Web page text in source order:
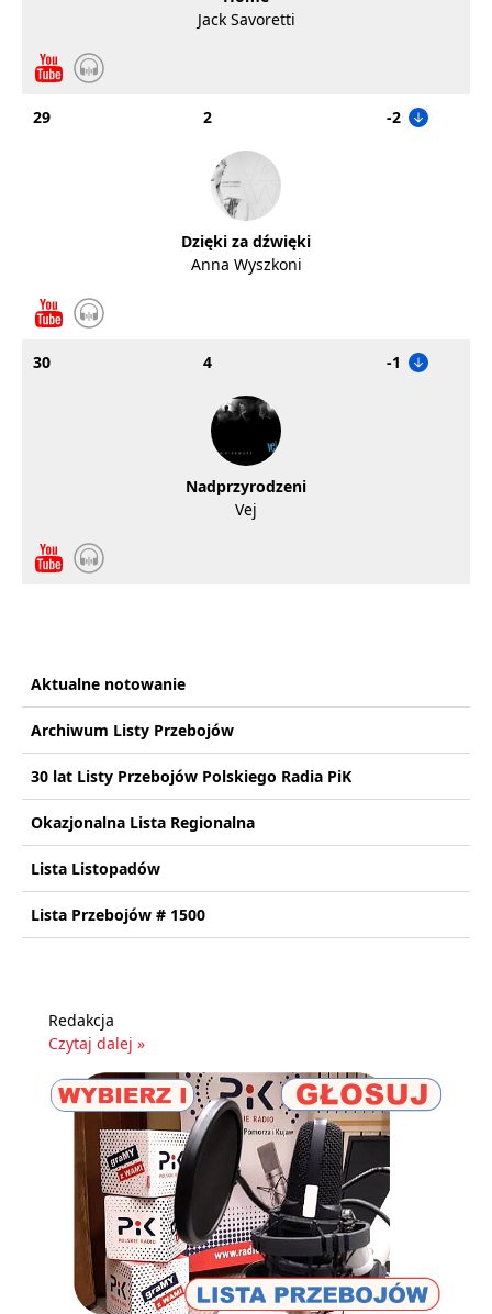
Jack Savoretti
29 2 -2
Dzięki za dźwięki
Anna Wyszkoni
30 4 -1
Nadprzyrodzeni
Vej
Aktualne notowanie
Archiwum Listy Przebojów
30 lat Listy Przebojów Polskiego Radia PiK
Okazjonalna Lista Regionalna
Lista Listopadów
Lista Przebojów # 1500
Redakcja
Czytaj dalej »